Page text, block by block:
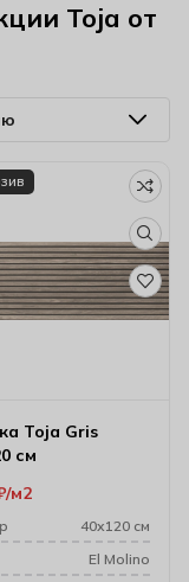
Toja от
Toja Gris
см
м2
40х120 см
El Molino